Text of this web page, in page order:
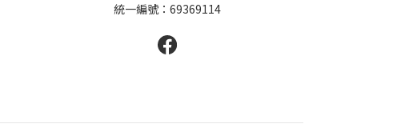
統一編號：69369114